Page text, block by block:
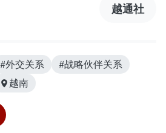
越通社
#外交关系
#战略伙伴关系
越南